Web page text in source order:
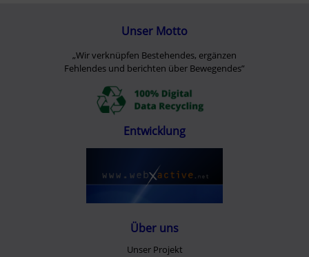
Unser Motto
„Wir verknüpfen Bestehendes, ergänzen
Fehlendes und berichten über Bewegendes”
Entwicklung
Über uns
Unser Projekt